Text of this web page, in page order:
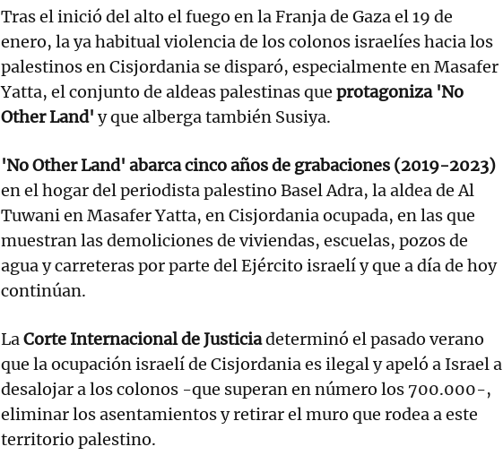
Tras el inició del alto el fuego en la Franja de Gaza el 19 de
enero, la ya habitual violencia de los colonos israelíes hacia los
palestinos en Cisjordania se disparó, especialmente en Masafer
Yatta, el conjunto de aldeas palestinas que protagoniza 'No
Other Land' y que alberga también Susiya.
'No Other Land' abarca cinco años de grabaciones (2019-2023)
en el hogar del periodista palestino Basel Adra, la aldea de Al
Tuwani en Masafer Yatta, en Cisjordania ocupada, en las que
muestran las demoliciones de viviendas, escuelas, pozos de
agua y carreteras por parte del Ejército israelí y que a día de hoy
continúan.
LaCorte Internacional de Justiciadeterminó el pasado verano
que la ocupación israelí de Cisjordania es ilegal y apeló a Israel a
desalojar a los colonos -que superan en número los 700.000-,
eliminar los asentamientos y retirar el muro que rodea a este
territorio palestino.